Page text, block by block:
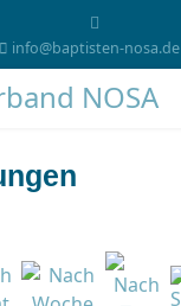
info@baptisten-nosa.de